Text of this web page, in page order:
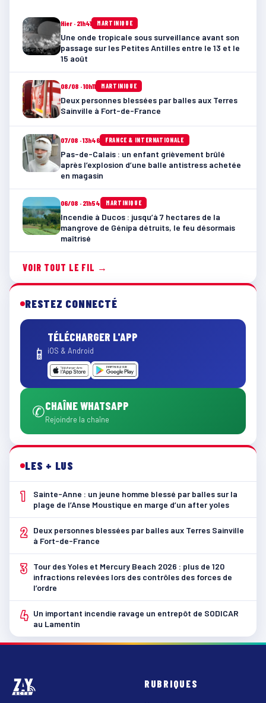
Hier · 21h41 MARTINIQUE
Une onde tropicale sous surveillance avant son
passage sur les Petites Antilles entre le 13 et le
15 août
08/08 · 10h11 MARTINIQUE
Deux personnes blessées par balles aux Terres
Sainville à Fort-de-France
07/08 · 13h46 FRANCE & INTERNATIONALE
Pas-de-Calais : un enfant grièvement brûlé
après l’explosion d’une balle antistress achetée
en magasin
06/08 · 21h54 MARTINIQUE
Incendie à Ducos : jusqu’à 7 hectares de la
mangrove de Génipa détruits, le feu désormais
maîtrisé
VOIR TOUT LE FIL →
RESTEZ CONNECTÉ
📱
TÉLÉCHARGER L'APP
iOS & Android
✆CHAÎNE WHATSAPP
Rejoindre la chaîne
LES + LUS
1
Sainte-Anne : un jeune homme blessé par balles sur la
plage de l’Anse Moustique en marge d’un after yoles
2
Deux personnes blessées par balles aux Terres Sainville
à Fort-de-France
3
Tour des Yoles et Mercury Beach 2026 : plus de 120
infractions relevées lors des contrôles des forces de
l’ordre
4 Un important incendie ravage un entrepôt de SODICAR
au Lamentin
RUBRIQUES